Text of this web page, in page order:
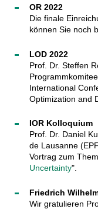
OR 2022
Die finale
können Sie noch
LOD 2022
Prof. Dr. Steffen
International
Optimization and
IOR Kolloquium
Prof. Dr. Daniel
de Lausanne
Vortrag zum
Uncertainty".
Friedrich
Wir gratulieren